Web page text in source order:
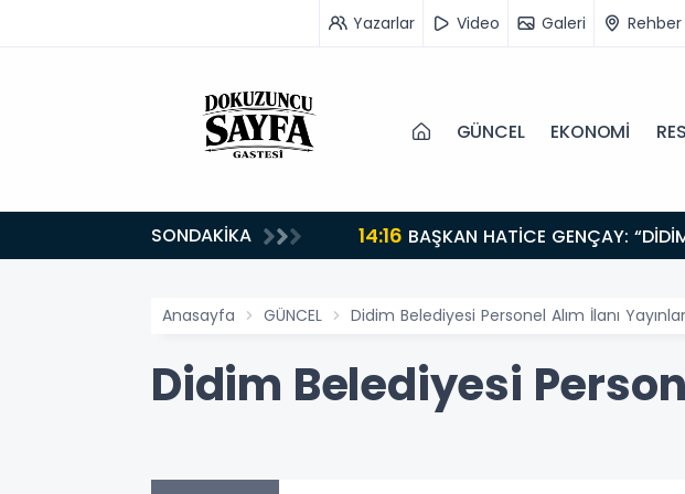
Yazarlar Video Galeri Rehber
GÜNCEL EKONOMİ
SONDAKİKA 14:16 BAŞKAN HATİCE GENÇAY:
Anasayfa GÜNCEL Didim Belediyesi Personel Alım İlanı
Didim Belediyesi